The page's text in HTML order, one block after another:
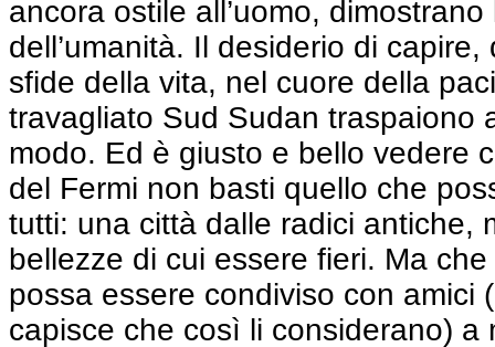
ancora ostile all’uomo,
dell’umanità. Il desiderio di
sfide della vita, nel cuore della
travagliato Sud Sudan traspaiono
modo. Ed è giusto e bello vedere
del Fermi non basti quello che
tutti: una città dalle radici antiche,
bellezze di cui essere fieri. Ma
possa essere condiviso con amici
capisce che così li considerano) a